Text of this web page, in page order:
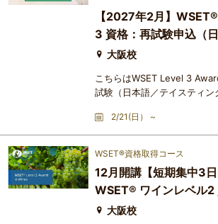
テイスティングについても記
【2027年2月】​
3 資格：再試験申込（
ティング+筆記）
大阪校
こちらはWSET Level 3
試験（日本語／テイスティン
数のユニット（試飲、選択式
ッセイ）から成り、個別に合
す。特定のユニットが不合格
み再受験することができます
のショートエッセイ形式の問
らにテイスティングについて
2/21(日） ~
WSET®資格取得コース
12月開講【短期集中3日
WSET® ワインレベル2
を読み解く（日本語：3
大阪校